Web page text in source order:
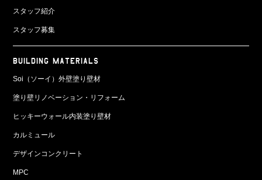
スタッフ紹介
スタッフ募集
BUILDING MATERIALS
Soi（ソーイ）外壁塗り壁材
塗り壁リノベーション・リフォーム
ヒッキーウォール内装塗り壁材
カルミュール
デザインコンクリート
MPC